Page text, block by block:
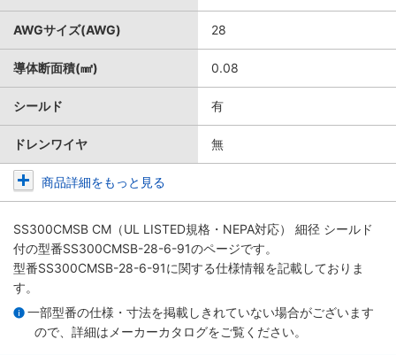
AWGサイズ(AWG) 28
導体断面積(㎟) 0.08
シールド 有
ドレンワイヤ 無
商品詳細をもっと見る
SS300CMSB CM（UL LISTED規格・NEPA対応） 細径 シールド
付の型番SS300CMSB-28-6-91のページです。
型番SS300CMSB-28-6-91に関する仕様情報を記載しておりま
す。
一部型番の仕様・寸法を掲載しきれていない場合がございます
ので、詳細は メーカーカタログをご覧ください。